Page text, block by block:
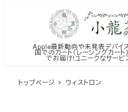
Apple最新動向や未発表デバイ
国でのカート（レーシングカー
でお届け!ユニークなサービ
トップページ ウィストロン